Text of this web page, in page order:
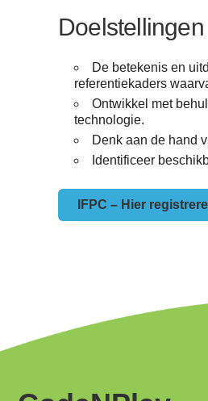
Doelstellingen
De betekenis en
referentiekaders
Ontwikkel met
technologie.
Denk aan de hand
Identificeer
IFPC – Hier